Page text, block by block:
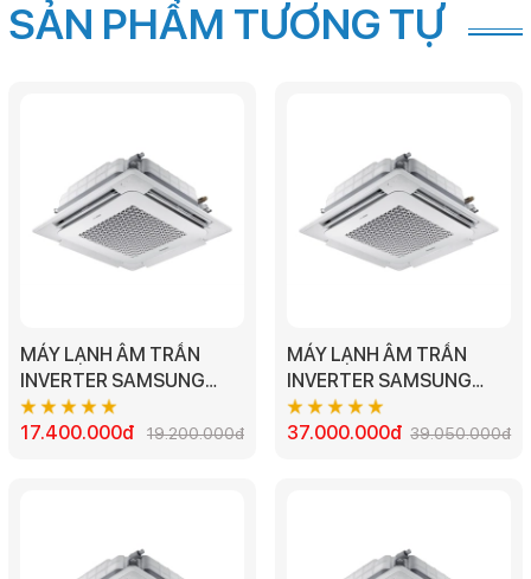
SẢN PHẨM TƯƠNG TỰ
MÁY LẠNH ÂM TRẦN
INVERTER SAMSUNG
AC035TN1DKC/EA -
1.5HP
17.400.000đ 19.200.000đ
MÁY LẠNH ÂM TRẦN
INVERTER SAMSUNG
AC140TN4DKC/EA -
5.0HP
37.000.000đ 39.050.000đ